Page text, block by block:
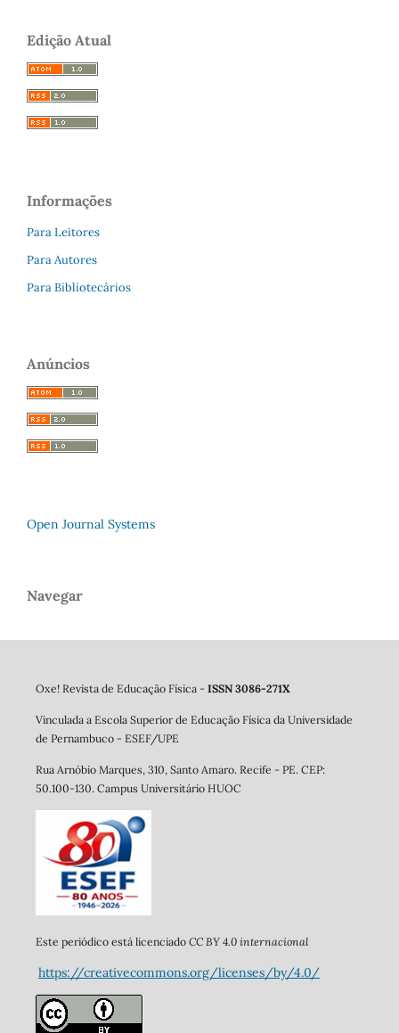
Edição Atual
Informações
Para Leitores
Para Autores
Para Bibliotecários
Anúncios
Open Journal Systems
Navegar
Oxe! Revista de Educação Física - ISSN 3086-271X
Vinculada a Escola Superior de Educação Física da Universidade
de Pernambuco - ESEF/UPE
Rua Arnóbio Marques, 310, Santo Amaro. Recife - PE. CEP:
50.100-130. Campus Universitário HUOC
Este periódico está licenciado CC BY 4.0 internacional
https://creativecommons.org/licenses/by/4.0/